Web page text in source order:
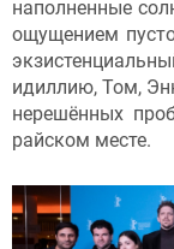
наполненные
ощущением
идиллию, Том,
нерешённых
райском месте.